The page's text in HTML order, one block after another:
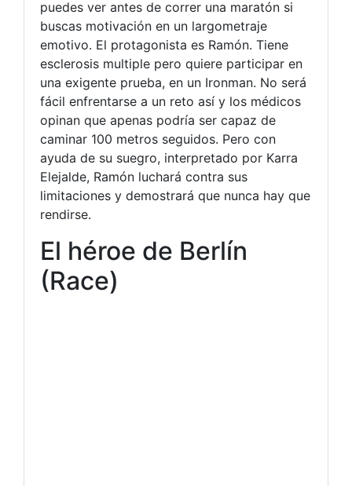
puedes ver antes de correr una maratón si
buscas motivación en un largometraje
emotivo. El protagonista es Ramón. Tiene
esclerosis multiple pero quiere participar en
una exigente prueba, en un Ironman. No será
fácil enfrentarse a un reto así y los médicos
opinan que apenas podría ser capaz de
caminar 100 metros seguidos. Pero con
ayuda de su suegro, interpretado por Karra
Elejalde, Ramón luchará contra sus
limitaciones y demostrará que nunca hay que
rendirse.
El héroe de Berlín
(Race)